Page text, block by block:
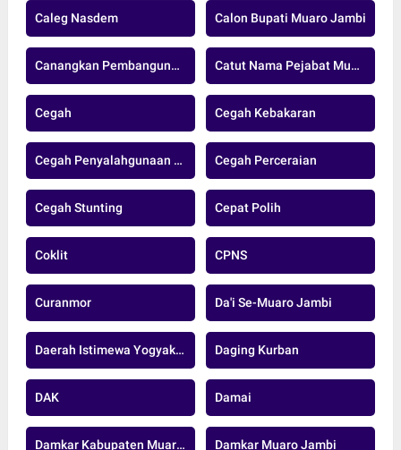
Caleg Nasdem Calon Bupati Muaro Jambi
Canangkan Pembangunan Jalan Strategis Catut Nama Pejabat Muarojambi
Cegah Cegah Kebakaran
Cegah Penyalahgunaan Donasi Cegah Perceraian
Cegah Stunting Cepat Polih
Coklit CPNS
Curanmor Da'i Se-Muaro Jambi
Daerah Istimewa Yogyakarta Daging Kurban
DAK Damai
Damkar Kabupaten Muaro Jambi Damkar Muaro Jambi